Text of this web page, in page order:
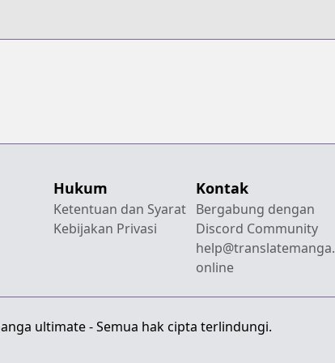
Hukum
Ketentuan dan Syarat
Kebijakan Privasi
Kontak
Bergabung dengan
Discord Community
help@translatemanga.
online
ultimate - Semua hak cipta terlindungi.